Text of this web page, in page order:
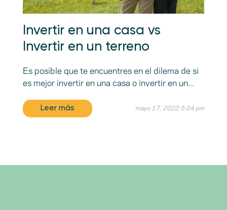
Invertir en una casa vs
Invertir en un terreno
Es posible que te encuentres en el dilema de si
es mejor invertir en una casa o invertir en un...
Leer más mayo 17, 2022 5:04 pm